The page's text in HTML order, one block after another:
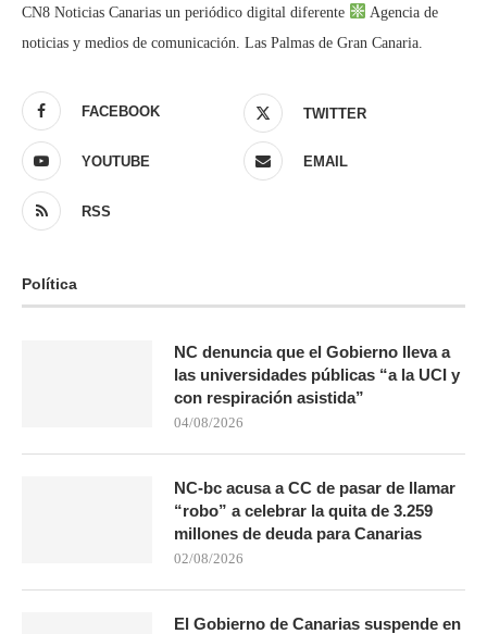
CN8 Noticias Canarias un periódico digital diferente
Agencia de
noticias y medios de comunicación. Las Palmas de Gran Canaria.
FACEBOOK TWITTER
YOUTUBE EMAIL
RSS
Política
NC denuncia que el Gobierno lleva a
las universidades públicas “a la UCI y
con respiración asistida”
04/08/2026
NC-bc acusa a CC de pasar de llamar
“robo” a celebrar la quita de 3.259
millones de deuda para Canarias
02/08/2026
El Gobierno de Canarias suspende en